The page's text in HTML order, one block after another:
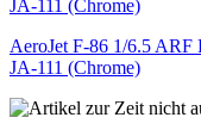
AeroJet F-86 1/6.5 ARF
JA-111 (Chrome)